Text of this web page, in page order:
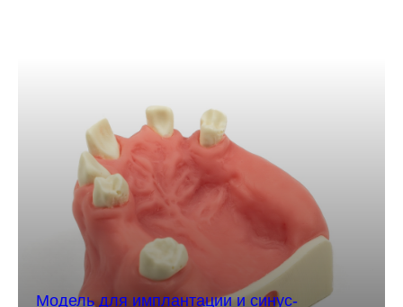
Модель для имплантации и синус-